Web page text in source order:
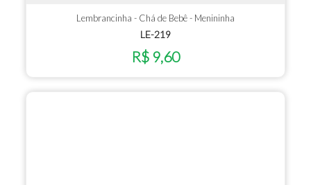
Lembrancinha - Chá de Bebê - Menininha
LE-219
R$ 9,60